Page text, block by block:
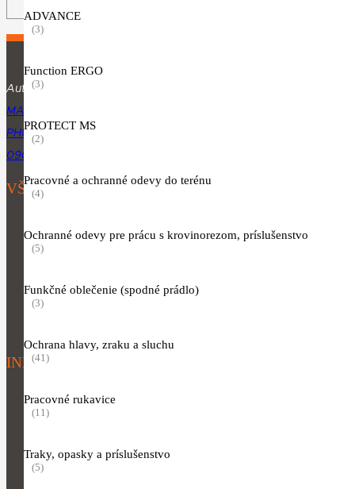
ADVANCE
(3)
Function ERGO
(3)
PROTECT MS
(2)
Pracovné a ochranné odevy do terénu
(4)
Ochranné odevy pre prácu s krovinorezom, príslušenstvo
(5)
Funkčné oblečenie (spodné prádlo)
(3)
Ochrana hlavy, zraku a sluchu
(41)
Pracovné rukavice
(11)
Traky, opasky a príslušenstvo
(5)
Autorizovaný predajca produktov značky STIHL.
MARTINA RÁZUSA 1134, 010 01 ŽILINA
PHUJIK@GMAIL.COM
0904 954 064
VŠETKY KATEGÓRIE
Vyžínače a krovinorezy
Náradie pre starostlivosť o porasty
INFORMÁCIE K NÁKUPU
Obchodné podmienky
Informácie o spracúvaní osobných údajov